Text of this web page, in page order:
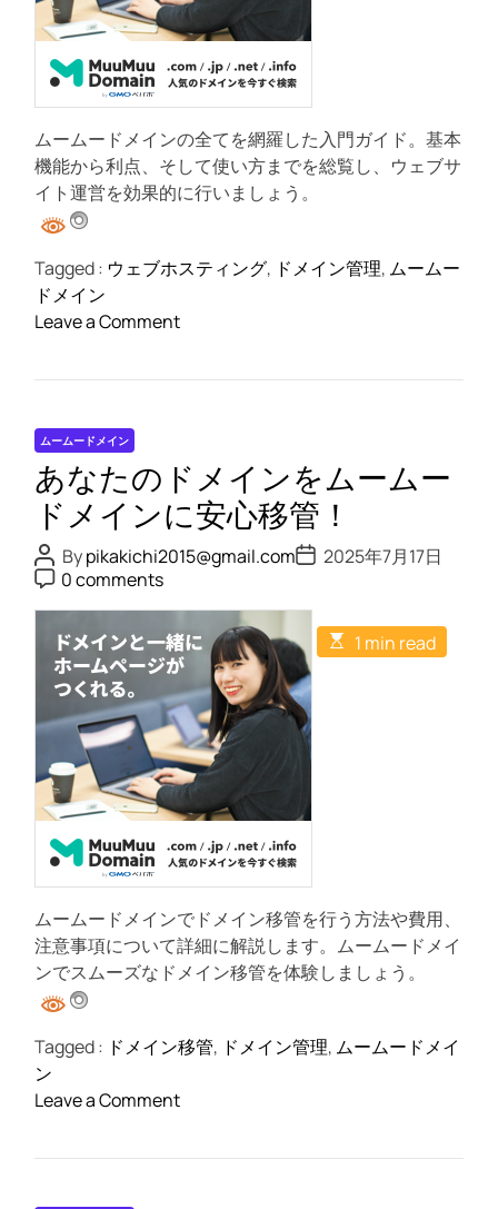
メ
イ
ン
で
ジ
ネ
ス
ム
ズ
進
し
う
！
m
e
ムームードメインの全てを網羅した入門ガイド。基本
機能から利点、そして使い方までを総覧し、ウェブサ
イト運営を効果的に行いましょう。
Tagged : ウェブホスティング, ドメイン管理, ムームー
ドメイン
Leave a Commento
ム
ド
メ
イ
ン
、
あ
な
た
の
ウ
ェ
ブ
プ
レ
ゼ
ン
ス
を
次
レ
ル
ムームードメイン
あなたのドメインをムームー
ドメインに安心移管！
P
o
s
t
Bypikakichi2015@gmail.comP
o
t
a
t
e
2025年7月17日
P
o
s
e
n
0 comments
E
s
m
e
1 min read
ムームードメインでドメイン移管を行う方法や費用、
注意事項について詳細に解説します。ムームードメイ
ンでスムーズなドメイン移管を体験しましょう。
Tagged : ドメイン移管, ドメイン管理, ムームードメイ
ン
Leave a Commento
あ